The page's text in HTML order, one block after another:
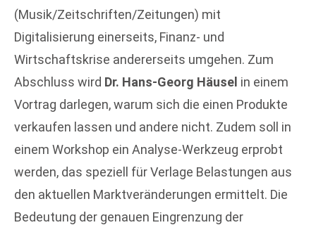
(Musik/Zeitschriften/Zeitungen) mit
Digitalisierung einerseits, Finanz- und
Wirtschaftskrise andererseits umgehen. Zum
Abschluss wird Dr. Hans-Georg Häusel in einem
Vortrag darlegen, warum sich die einen Produkte
verkaufen lassen und andere nicht. Zudem soll in
einem Workshop ein Analyse-Werkzeug erprobt
werden, das speziell für Verlage Belastungen aus
den aktuellen Marktveränderungen ermittelt. Die
Bedeutung der genauen Eingrenzung der